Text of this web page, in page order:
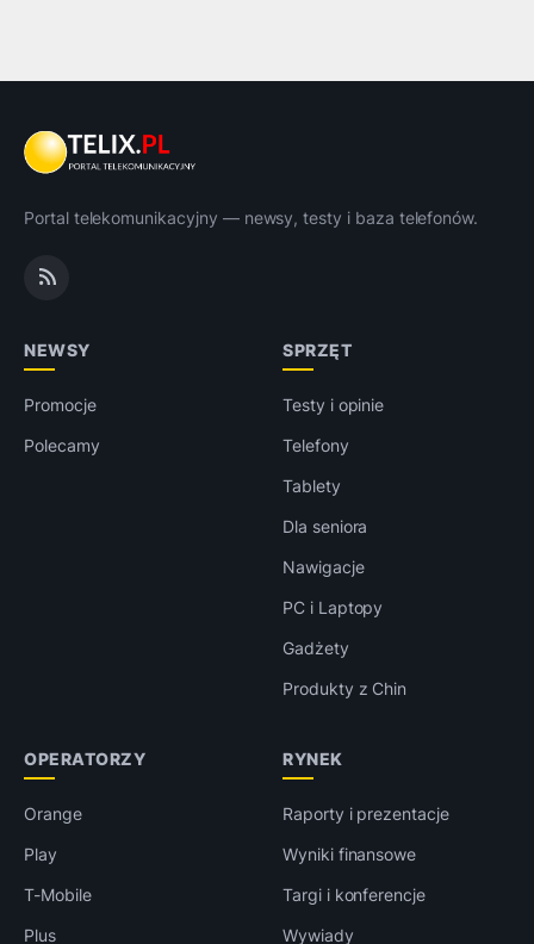
Portal telekomunikacyjny — newsy, testy i baza telefonów.
NEWSY
Promocje
Polecamy
SPRZĘT
Testy i opinie
Telefony
Tablety
Dla seniora
Nawigacje
PC i Laptopy
Gadżety
Produkty z Chin
OPERATORZY
Orange
Play
T-Mobile
Plus
RYNEK
Raporty i prezentacje
Wyniki finansowe
Targi i konferencje
Wywiady